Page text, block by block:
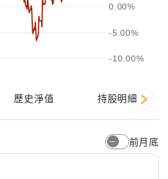
-10.00%
-5.00%
0.00%
試算
歷史淨值 持股明細
前月底